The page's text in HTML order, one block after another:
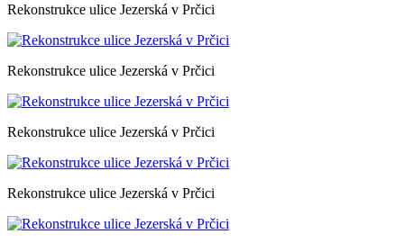
Rekonstrukce ulice Jezerská v Prčici
Rekonstrukce ulice Jezerská v Prčici
Rekonstrukce ulice Jezerská v Prčici
Rekonstrukce ulice Jezerská v Prčici